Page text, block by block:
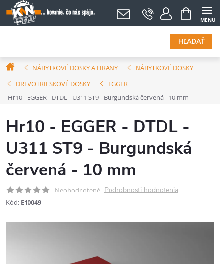
Prejsť
na
obsah
HĽADAŤ
NÁKUPNÝ
KOŠÍK
DomovNÁBYTKOVÉ DOSKY A HRANY
NÁBYTKOVÉ DOSKY
DREVOTRIESKOVÉ DOSKY
EGGER
Hr10 - EGGER - DTDL - U311 ST9 - Burgundská červená - 10 mm
Hr10 - EGGER - DTDL -
U311 ST9 - Burgundská
červená - 10 mm
Neohodnotené Podrobnosti hodnotenia
Kód: E10049